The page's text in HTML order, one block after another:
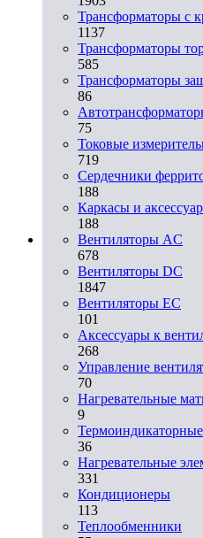
Трансформаторы с
1137
Трансформаторы
585
Трансформаторы
86
75
Токовые
719
Сердечники
188
Каркасы и
188
Вентиляторы AC
678
Вентиляторы DC
1847
Вентиляторы EC
101
Аксессуары к
268
Управление
70
Нагревательные
9
36
Нагревательные
331
Кондиционеры
113
Теплообменники